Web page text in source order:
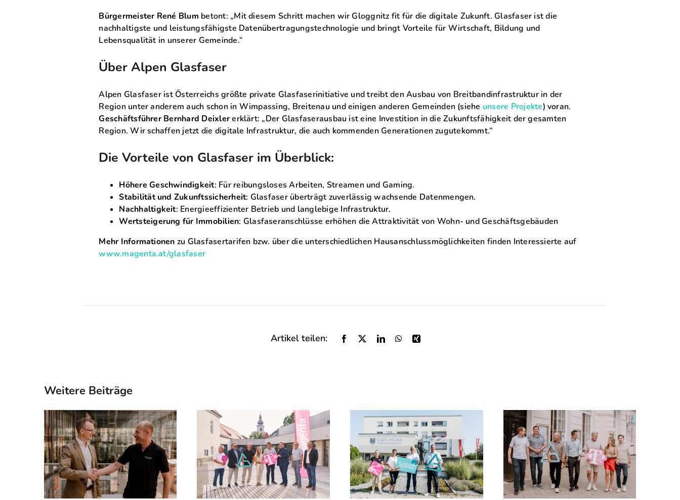
Bürgermeister René Blum betont: „Mit diesem Schritt machen wir Gloggnitz fit für die digitale Zukunft. Glasfaser ist die
nachhaltigste und leistungsfähigste Datenübertragungstechnologie und bringt Vorteile für Wirtschaft, Bildung und
Lebensqualität in unserer Gemeinde.“
Über Alpen Glasfaser
Alpen Glasfaser ist Österreichs größte private Glasfaserinitiative und treibt den Ausbau von Breitbandinfrastruktur in der
Region unter anderem auch schon in Wimpassing, Breitenau und einigen anderen Gemeinden (siehe unsere Projekte) voran.
Geschäftsführer Bernhard Deixlererklärt: „Der Glasfaserausbau ist eine Investition in die Zukunftsfähigkeit der gesamten
Region. Wir schaffen jetzt die digitale Infrastruktur, die auch kommenden Generationen zugutekommt.“
Die Vorteile von Glasfaser im Überblick:
Höhere Geschwindigkeit: Für reibungsloses Arbeiten, Streamen und Gaming.
Stabilität und Zukunftssicherheit: Glasfaser überträgt zuverlässig wachsende Datenmengen.
Nachhaltigkeit: Energieeffizienter Betrieb und langlebige Infrastruktur.
Wertsteigerung für Immobilien: Glasfaseranschlüsse erhöhen die Attraktivität von Wohn- und Geschäftsgebäuden
Mehr Informationen zu Glasfasertarifen bzw. über die unterschiedlichen Hausanschlussmöglichkeiten finden Interessierte auf
www.magenta.at/glasfaser
Artikel teilen:
Weitere Beiträge